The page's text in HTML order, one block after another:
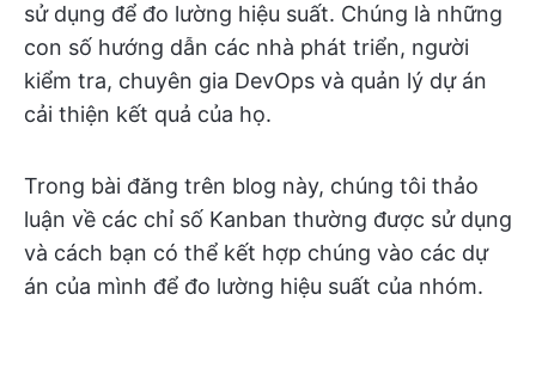
sử dụng để đo lường hiệu suất. Chúng là những
con số hướng dẫn các nhà phát triển, người
kiểm tra, chuyên gia DevOps và quản lý dự án
cải thiện kết quả của họ.
Trong bài đăng trên blog này, chúng tôi thảo
luận về các chỉ số Kanban thường được sử dụng
và cách bạn có thể kết hợp chúng vào các dự
án của mình để đo lường hiệu suất của nhóm.